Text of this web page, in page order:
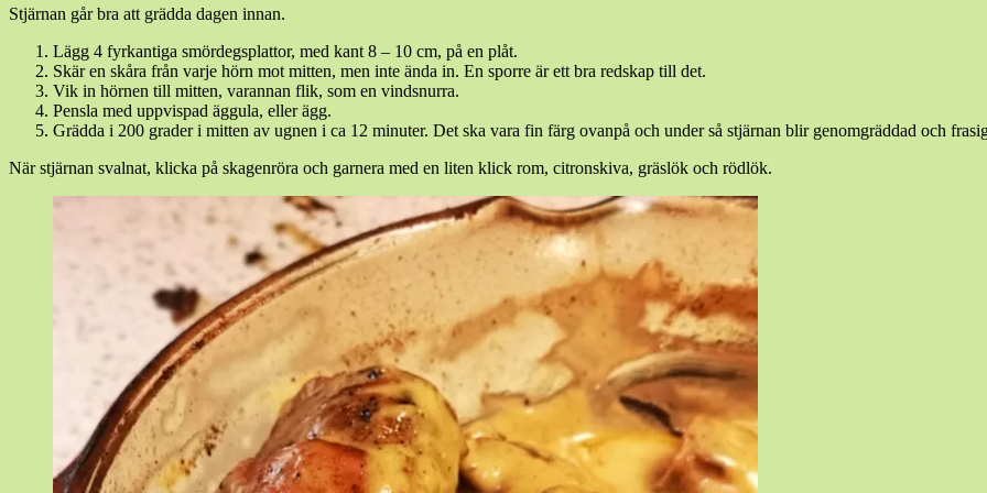
Stjärnan går bra att grädda dagen innan.
Lägg 4 fyrkantiga smördegsplattor, med kant 8 – 10 cm, på en plåt.
Skär en skåra från varje hörn mot mitten, men inte ända in. En sporre är ett bra redskap till det.
Vik in hörnen till mitten, varannan flik, som en vindsnurra.
Pensla med uppvispad äggula, eller ägg.
Grädda i 200 grader i mitten av ugnen i ca 12 minuter. Det ska vara fin färg ovanpå och under så stjärnan blir genomgräddad och
När stjärnan svalnat, klicka på skagenröra och garnera med en liten klick rom, citronskiva, gräslök och rödlök.